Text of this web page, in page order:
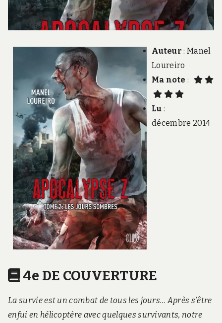
Auteur : Manel
Loureiro
Ma note :
Lu :
décembre 2014
4e DE COUVERTURE
La survie est un combat de tous les jours… Après s’être
enfui en hélicoptère avec quelques survivants, notre